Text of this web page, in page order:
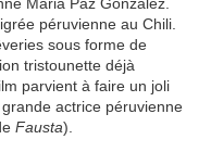
péruvienne au Chili.
sous forme de
tristounette déjà
parvient à faire un joli
actrice péruvienne
Fausta).